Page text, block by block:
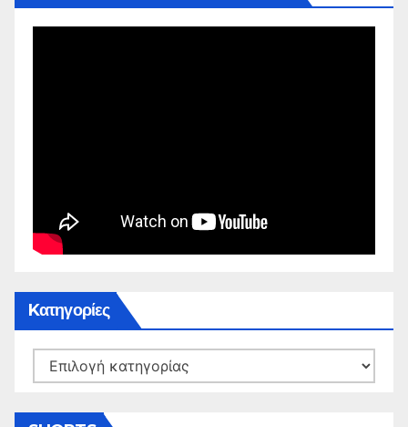
Kατηγορίες
Kατηγορίες